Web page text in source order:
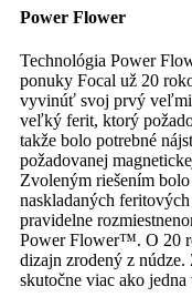
Power Flower
Technológia Power
ponuky Focal už 20
vyvinúť svoj prvý veľmi
veľký ferit, ktorý
takže bolo potrebné
požadovanej
Zvoleným riešením
naskladaných
pravidelne
Power Flower™. O 20
dizajn zrodený z
skutočne viac ako jedna